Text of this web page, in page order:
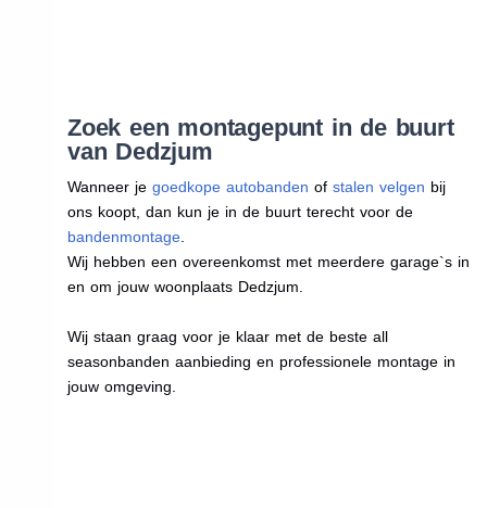
Zoek een montagepunt in de buurt
van Dedzjum
Wanneer je goedkope autobanden of stalen velgen bij
ons koopt, dan kun je in de buurt terecht voor de
bandenmontage.
Wij hebben een overeenkomst met meerdere garage`s in
en om jouw woonplaats Dedzjum.
Wij staan graag voor je klaar met de beste all
seasonbanden aanbieding en professionele montage in
jouw omgeving.